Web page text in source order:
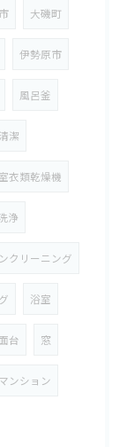
大磯町
伊勢原市
風呂釜
清潔
衣類乾燥機
浄
クリーニング
浴室
台 窓
マンション